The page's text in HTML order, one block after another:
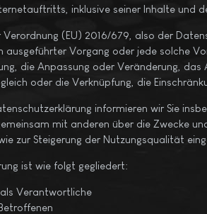
inklusive seiner Inhalte und
(EU) 2016/679, also der
Vorgang oder jede solche
die Anpassung oder Veränderung,
oder die Verknüpfung, die
informieren wir Sie
mit anderen über die Zwecke
zur Steigerung der Nutzungsqualität
ist wie folgt gegliedert:
Verantwortliche